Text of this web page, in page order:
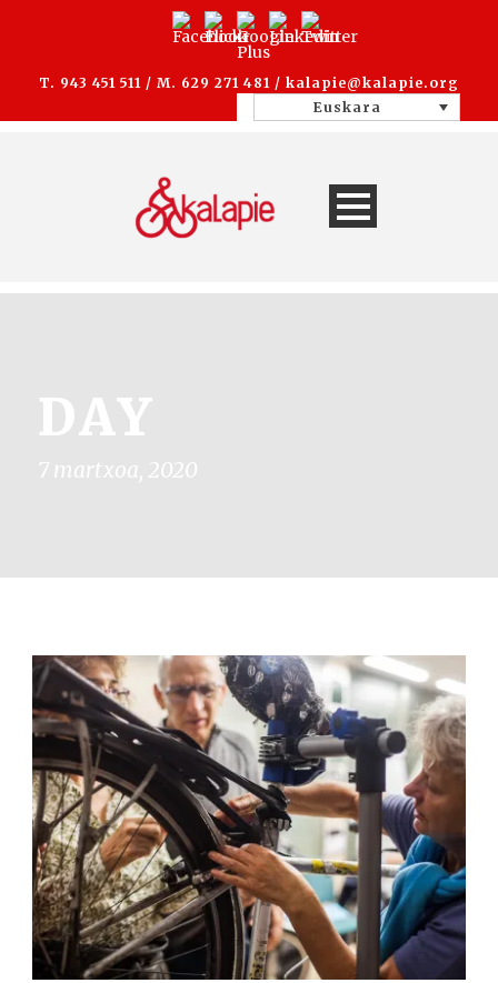
T. 943 451 511 / M. 629 271 481 / kalapie@kalapie.org
Euskara
DAY
7 martxoa, 2020